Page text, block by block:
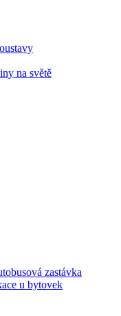
na světě
zastávka
u bytovek